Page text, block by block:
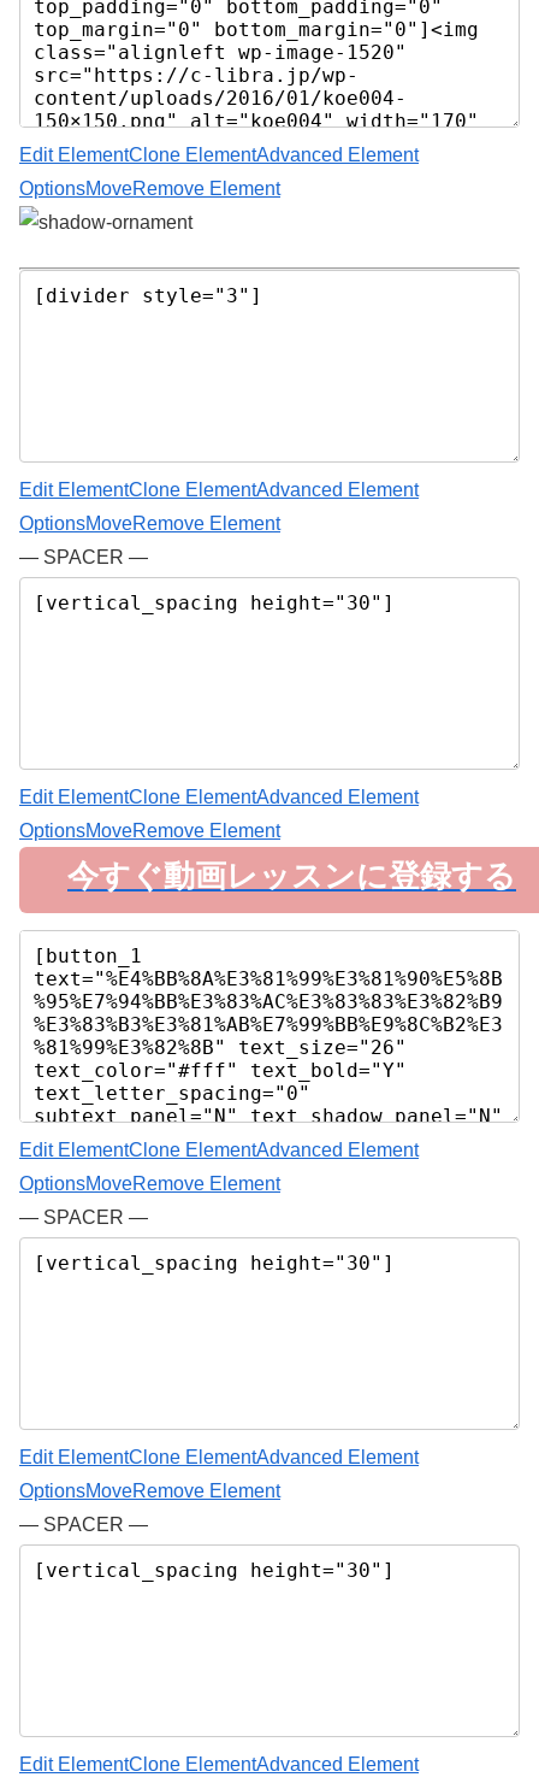
Edit ElementClone ElementAdvanced Element
OptionsMoveRemove Element
Edit ElementClone ElementAdvanced Element
OptionsMoveRemove Element
— SPACER —
Edit ElementClone ElementAdvanced Element
OptionsMoveRemove Element
今すぐ動画レッスンに登録する
Edit ElementClone ElementAdvanced Element
OptionsMoveRemove Element
— SPACER —
Edit ElementClone ElementAdvanced Element
OptionsMoveRemove Element
— SPACER —
Edit ElementClone ElementAdvanced Element